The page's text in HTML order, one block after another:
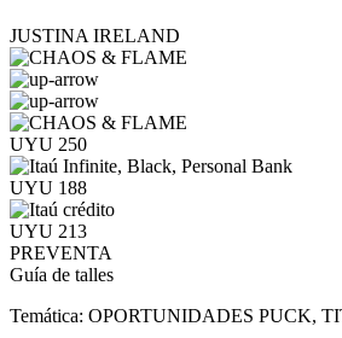
JUSTINA IRELAND
UYU 250
UYU 188
UYU 213
PREVENTA
Guía de talles
Temática: OPORTUNIDADES PUCK,